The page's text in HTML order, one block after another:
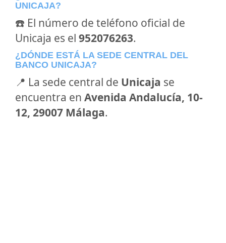
UNICAJA?
☎️ El número de teléfono oficial de
Unicaja es el 952076263.
¿DÓNDE ESTÁ LA SEDE CENTRAL DEL
BANCO UNICAJA?
📍 La sede central de Unicaja se
encuentra en Avenida Andalucía, 10-
12, 29007 Málaga.